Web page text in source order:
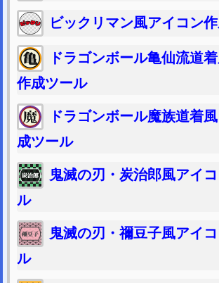
ビックリマン風アイコン
ドラゴンボール亀仙流道
作成ツール
ドラゴンボール魔族道着
成ツール
鬼滅の刃・炭治郎風アイ
ル
鬼滅の刃・禰豆子風アイ
ル